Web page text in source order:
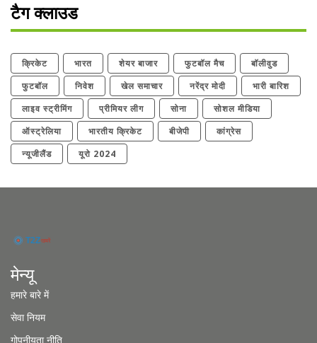
टैग क्लाउड
क्रिकेट भारत शेयर बाजार फुटबॉल मैच
बॉलीवुड
फुटबॉल
निवेश खेल समाचार नरेंद्र मोदी
भारी बारिश
लाइव स्ट्रीमिंग
प्रीमियर लीग सोना
सोशल मीडिया
ऑस्ट्रेलिया
भारतीय क्रिकेट बीजेपी
कांग्रेस
न्यूजीलैंड
यूरो 2024
मेन्यू
हमारे बारे में
सेवा नियम
गोपनीयता नीति